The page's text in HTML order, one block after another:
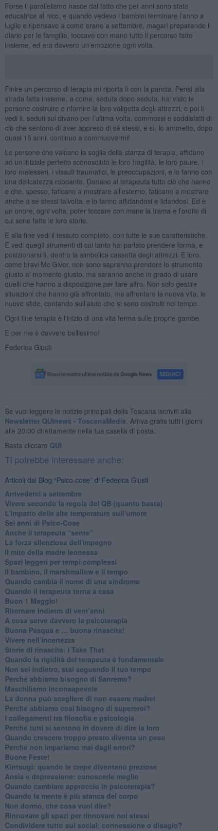
Forse il parallelismo nasce dal fatto che per anni sono stata
educatrice al nico, e quando vedevo i bambini terminare l’anno a
luglio e ripensavo a come erano a settembre, magari preparando il
diario per le famgilie, toccavo con mano tutto il percorso fatto
insieme, ed era davvero un’emozione ogni volta.
Finire un percorso di terapia mi riporta lì con la pancia. Pensi alla
strada fatta insieme, a come, seduta dopo seduta, hai visto le
persone costruire e rifornire la loro valigetta degli attrezzi, e poi li
vedi lì, seduti sul divano per l’ultima volta, commossi e soddisfatti di
ciò che sentono di aver appreso di sé stessi, e sì, lo ammetto, dopo
quasi 15 anni, continuo a commuovermi!
Le persone che valcano la soglia della stanza di terapia, affidano
ad un iniziale perfetto sconosciuto le loro fragilità, le loro paure, i
loro malesseri, i vissuti traumatici, le preoccupazioni, e lo fanno con
una delicatezza roboante. Donano al terapeuta tutto ciò che hanno
e che, spesso, faticano a mostrare all’esterno, faticano a mostrare
anche a sé stessi talvolta, e lo fanno affidandosi e fidandosi. Ed è
un onore, ogni volta, poter toccare con mano la trama e l’ordito di
cui sono fatte le loro storie.
E alla fine vedi il tessuto completo, con tutte le sue caratteristiche.
E vedi quegli strumenti di cui tanto hai parlato prendere forma, e
posizionarsi lì, dentro la simbolica cassetta degli attrezzi. E loro,
come bravi Mc Giver, non sono sapranno prendere lo strumento
giusto al momento giusto, ma saranno anche in grado di usare
quelli che hanno a disposizione per fare altro. Non solo gestire
situazioni che hanno già affrontato, ma affrontare la nuova vita, le
nuove sfide, contando sull’aiuto che si sono costruiti nel tempo.
Ogni fine terapia è l’inizio di una vita ferma sulle proprie gambe.
E per me è davvero bellissimo!
Federica Giusti
Se vuoi leggere le notizie principali della Toscana iscriviti alla
Newsletter QUInews - ToscanaMedia. Arriva gratis tutti i giorni
alle 20:00 direttamente nella tua casella di posta.
Basta cliccare QUI
Ti potrebbe interessare anche:
Articoli dal Blog “Psico-cose” di Federica Giusti
​Arrivederci a settembre
​Vivere secondo la regola del QB (quanto basta)
​L'impatto delle alte temperature sull’umore
Sei anni di Psico-Cose
​Anche il terapeuta “sente”
​La forza silenziosa dell'impegno
​Il mito della madre leonessa
Spazi leggeri per tempi complessi
Il bambino, il marshmallow e il tempo
​Quando cambia il nome di una sindrome
​Quando il terapeuta torna a casa
​Buon 1 Maggio!
Ritornare indietro di vent’anni
​A cosa serve davvero la psicoterapia
​Buona Pasqua e … buona rinascita!
​Vivere nell’incertezza
​Storie di rinascita: i Take That
​Quando la rigidità del terapeuta è fondamentale
​Non sei indietro, stai seguendo il tuo tempo
​Perché abbiamo bisogno di Sanremo?
​Maschilismo inconsapevole
​La donna può scegliere di non essere madre!
​Perché abbiamo così bisogno di supereroi?
​I collegamenti tra filosofia e psicologia
​Perché tutti si sentono in dovere di dire la loro
​Quando crescere troppo presto diventa un peso
​Perché non impariamo mai dagli errori?
​Buone Feste!
​Kintsugi: quando le crepe diventano preziose
Ansia e depressione: conoscerle meglio
Quando cambiare approccio in psicoterapia?
​Quando la mente è più stanca del corpo
Non dormo, che cosa vuol dire?
​Rinnovare gli spazi per rinnovare noi stessi
​Condividere tutto sui social: connessione o disagio?